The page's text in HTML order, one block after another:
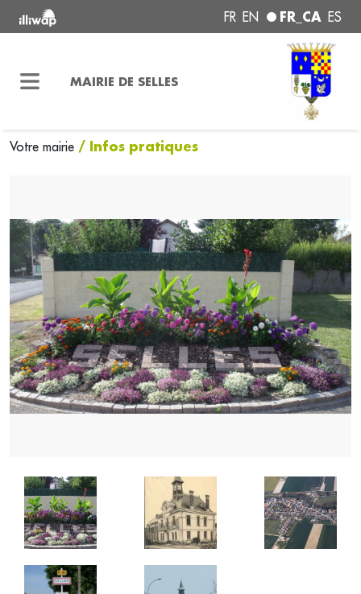
FR EN FR_CA ES
MAIRIE DE SELLES
Votre mairie / Infos pratiques